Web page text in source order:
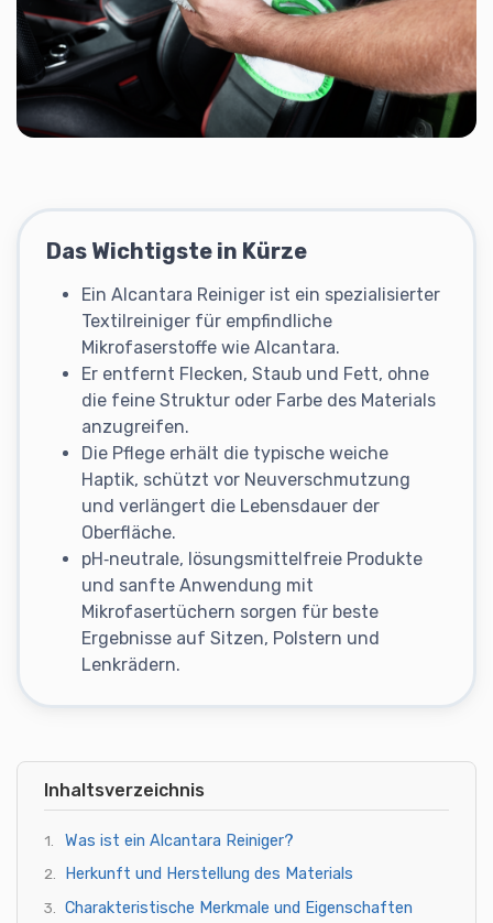
Das Wichtigste in Kürze
Ein Alcantara Reiniger ist ein spezialisierter
Textilreiniger für empfindliche
Mikrofaserstoffe wie Alcantara.
Er entfernt Flecken, Staub und Fett, ohne
die feine Struktur oder Farbe des Materials
anzugreifen.
Die Pflege erhält die typische weiche
Haptik, schützt vor Neuverschmutzung
und verlängert die Lebensdauer der
Oberfläche.
pH‑neutrale, lösungsmittelfreie Produkte
und sanfte Anwendung mit
Mikrofasertüchern sorgen für beste
Ergebnisse auf Sitzen, Polstern und
Lenkrädern.
Inhaltsverzeichnis
Was ist ein Alcantara Reiniger?
Herkunft und Herstellung des Materials
Charakteristische Merkmale und Eigenschaften